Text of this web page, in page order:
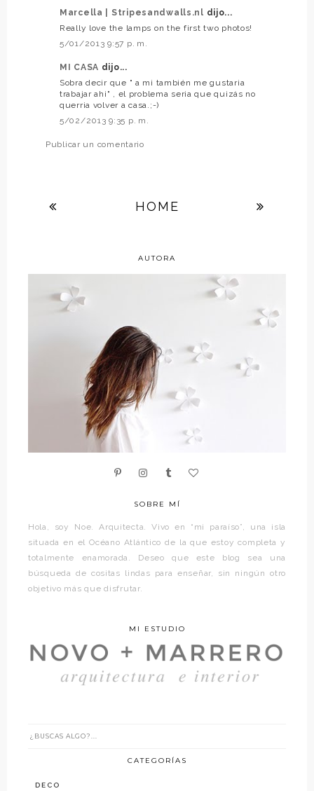
Marcella | Stripesandwalls.nl dijo...
Really love the lamps on the first two photos!
5/01/2013 9:57 p. m.
MI CASA dijo...
Sobra decir que " a mi también me gustaria
trabajar ahi" , el problema seria que quizás no
querria volver a casa.;-)
5/02/2013 9:35 p. m.
Publicar un comentario
HOME
AUTORA
SOBRE MÍ
Hola, soy Noe. Arquitecta. Vivo en “mi paraíso”, una isla
situada en el Océano Atlántico de la que estoy completa y
totalmente enamorada. Deseo que este blog sea una
búsqueda de cositas lindas para enseñar, sin ningún otro
objetivo más que disfrutar.
MI ESTUDIO
CATEGORÍAS
DECO